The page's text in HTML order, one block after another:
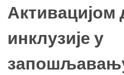
Активацијом
инклузије у